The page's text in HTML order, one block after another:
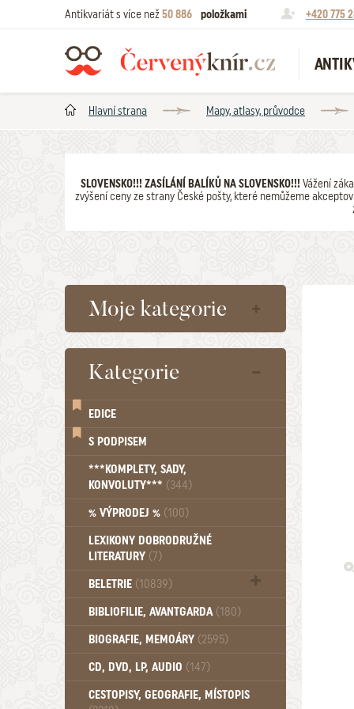
Antikvariát s více než50 886 položkami +420 775
Hlavní strana Mapy, atlasy, průvodce
SLOVENSKO!!! ZASÍLÁNÍ BALÍKŮ NA SLOVENSKO!!! Vážení
zvýšení ceny ze strany České pošty, které nemůžeme
Moje kategorie
Kategorie
EDICE
S PODPISEM
***KOMPLETY, SADY,
KONVOLUTY*** (344)
% VÝPRODEJ % (100)
LEXIKONY DOBRODRUŽNÉ
LITERATURY (7)
BELETRIE (10839)
Beletrie - Historická (1389)
Beletrie - Povídky (1754)
Beletrie - Válečné romány (489)
Beletrie - Ženské a dívčí romány
BIBLIOFILIE, AVANTGARDA (180)
BIOGRAFIE, MEMOÁRY (2595)
CD, DVD, LP, AUDIO (147)
CESTOPISY, GEOGRAFIE, MÍSTOPIS